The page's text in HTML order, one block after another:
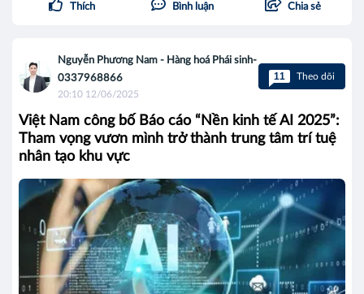
Thích Bình luận Chia sẻ
Nguyễn Phương Nam - Hàng hoá Phái sinh-
0337968866
20:10 12/06/2025
11 Theo dõi
Việt Nam công bố Báo cáo “Nền kinh tế AI 2025”:
Tham vọng vươn mình trở thành trung tâm trí tuệ
nhân tạo khu vực